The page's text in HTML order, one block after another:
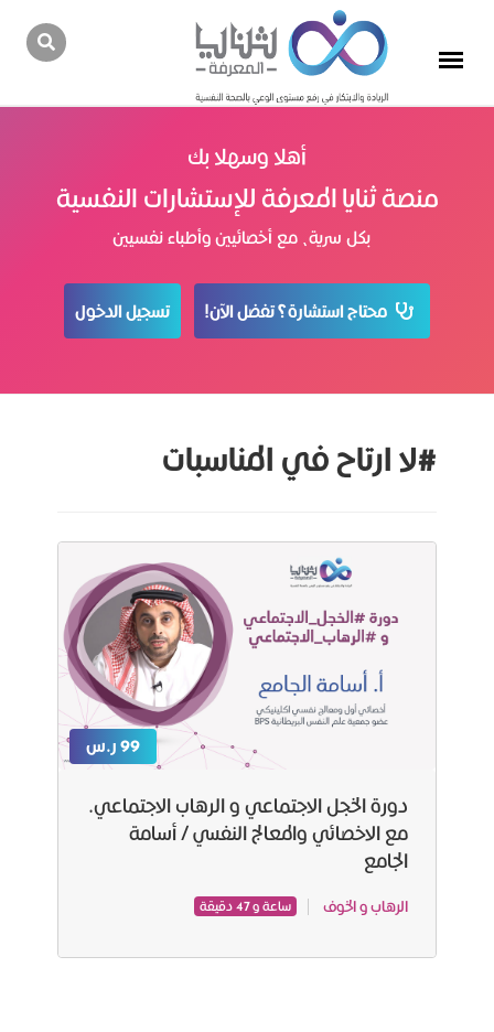
أهلا وسهلا بك
منصة ثنايا المعرفة للإستشارات النفسية
بكل سرية، مع أخصائيين وأطباء نفسيين
محتاج استشارة؟ تفضل الآن! تسجيل الدخول
#لا ارتاح في المناسبات
99 ر.س
دورة الخجل الاجتماعي و الرهاب الاجتماعي.
مع الاخصائي والمعالج النفسي / أسامة
الجامع
الرهاب و الخوف ساعة و 47 دقيقة